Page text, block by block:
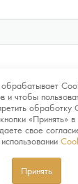
и чтобы
обработку
«Принять»
свое
Принять